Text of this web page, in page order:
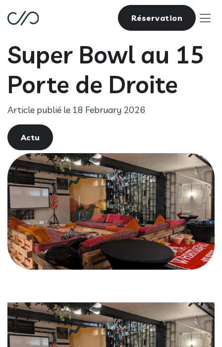
Réservation
Super Bowl au 15
Porte de Droite
Article publié le 18 February 2026
Actu